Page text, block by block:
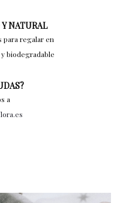
NATURAL
para regalar en
biodegradable
a